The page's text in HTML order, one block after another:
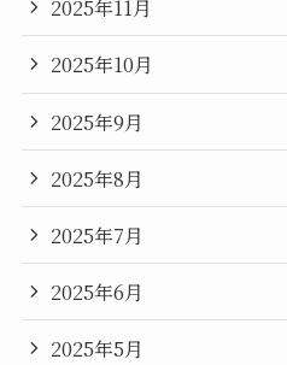
2025年11月
2025年10月
2025年9月
2025年8月
2025年7月
2025年6月
2025年5月